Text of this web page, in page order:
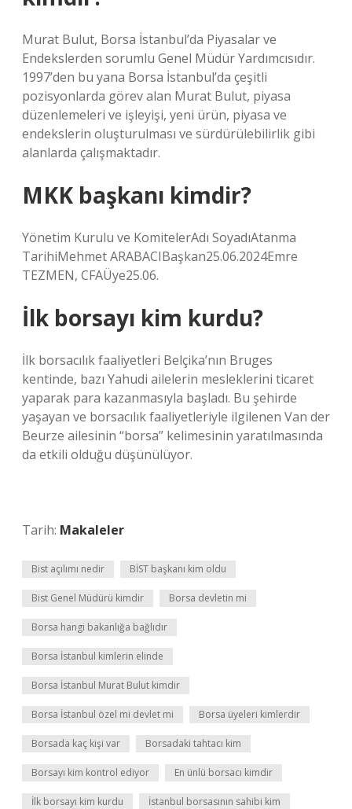
Murat Bulut, Borsa İstanbul’da Piyasalar ve
Endekslerden sorumlu Genel Müdür Yardımcısıdır.
1997’den bu yana Borsa İstanbul’da çeşitli
pozisyonlarda görev alan Murat Bulut, piyasa
düzenlemeleri ve işleyişi, yeni ürün, piyasa ve
endekslerin oluşturulması ve sürdürülebilirlik gibi
alanlarda çalışmaktadır.
MKK başkanı kimdir?
Yönetim Kurulu ve KomitelerAdı SoyadıAtanma
TarihiMehmet ARABACIBaşkan25.06.2024Emre
TEZMEN, CFAÜye25.06.
İlk borsayı kim kurdu?
İlk borsacılık faaliyetleri Belçika’nın Bruges
kentinde, bazı Yahudi ailelerin mesleklerini ticaret
yaparak para kazanmasıyla başladı. Bu şehirde
yaşayan ve borsacılık faaliyetleriyle ilgilenen Van der
Beurze ailesinin “borsa” kelimesinin yaratılmasında
da etkili olduğu düşünülüyor.
Tarih: Makaleler
Bist açılımı nedir BİST başkanı kim oldu
Bist Genel Müdürü kimdir Borsa devletin mi
Borsa hangi bakanlığa bağlıdır
Borsa İstanbul kimlerin elinde
Borsa İstanbul Murat Bulut kimdir
Borsa İstanbul özel mi devlet mi Borsa üyeleri kimlerdir
Borsada kaç kişi var Borsadaki tahtacı kim
Borsayı kim kontrol ediyor En ünlü borsacı kimdir
İlk borsayı kim kurdu İstanbul borsasının sahibi kim